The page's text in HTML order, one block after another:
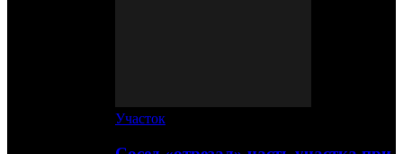
Участок